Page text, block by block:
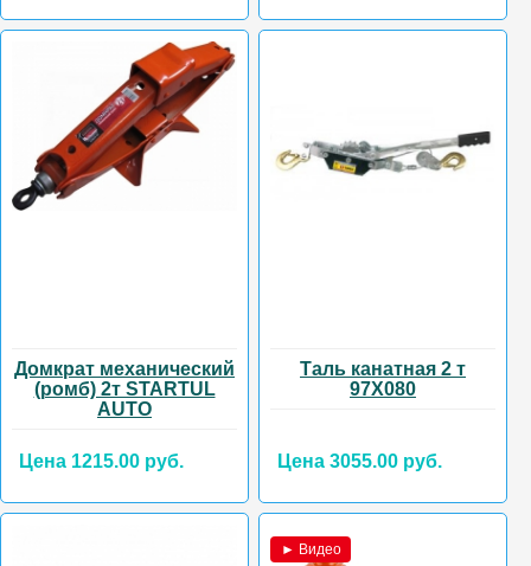
Домкрат механический
(ромб) 2т STARTUL
AUTO
Цена 1215.00 руб.
Таль канатная 2 т
97Х080
Цена 3055.00 руб.
► Видео